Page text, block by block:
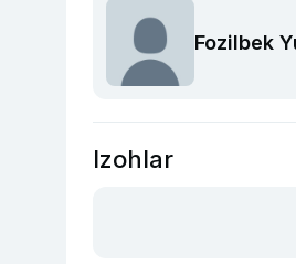
Fozilbek
Izohlar